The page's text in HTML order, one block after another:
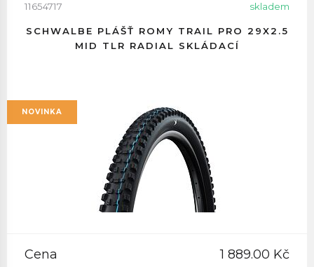
11654717 skladem
SCHWALBE PLÁŠŤ ROMY TRAIL PRO 29X2.5
MID TLR RADIAL SKLÁDACÍ
NOVINKA
Cena 1 889.00 Kč